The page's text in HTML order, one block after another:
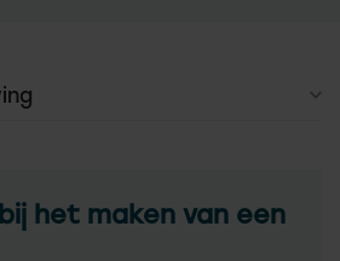
het maken van een